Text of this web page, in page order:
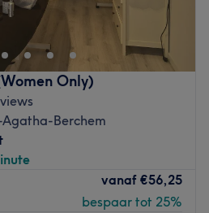
je terecht voor diverse beauty-
waarbij het draait om
Het team werkt tijdens de
producten van Yves
worden getest. Laat jezelf
aan dit salon of gun jezelf
het bezoek met een
Only)
Berchem
vanaf €56,25
bespaar tot 25%